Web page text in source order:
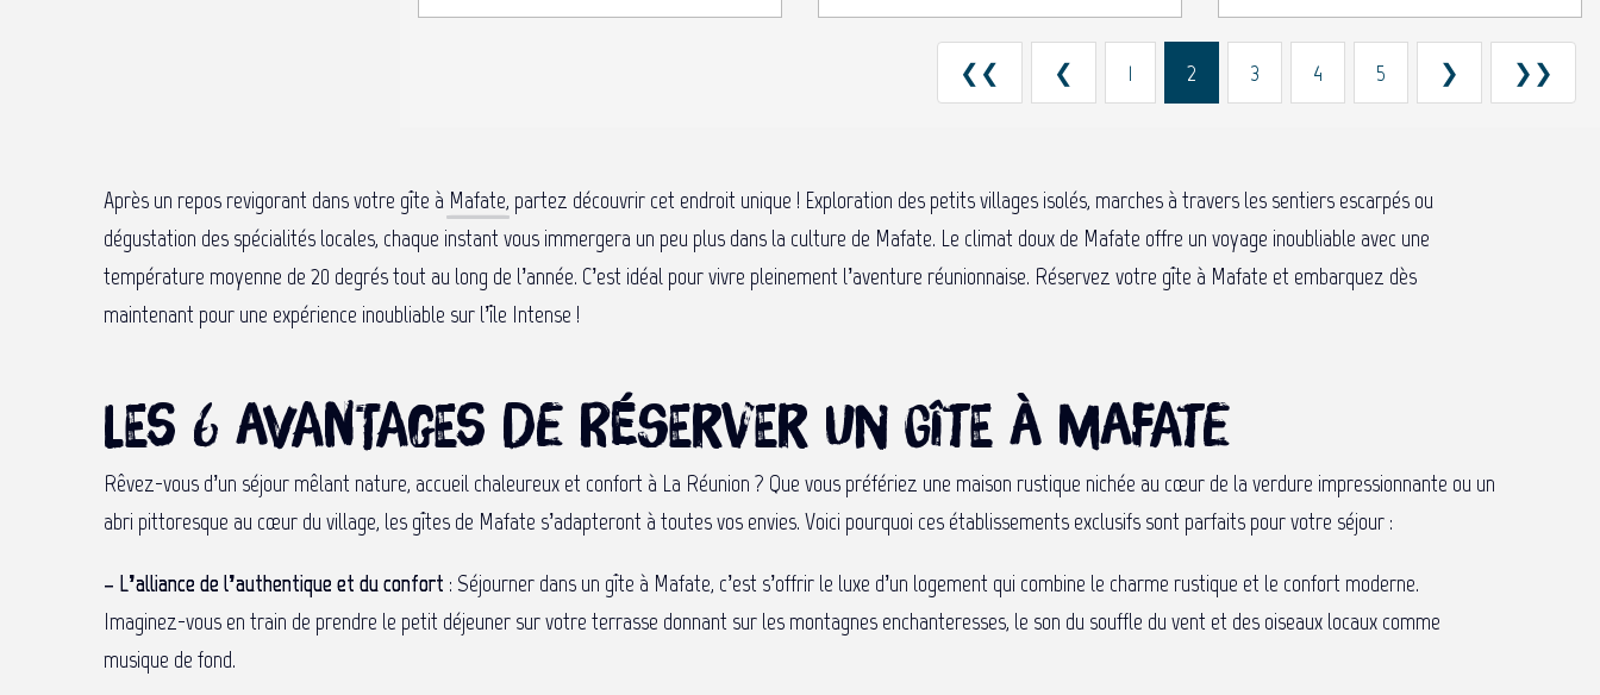
❮❮ ❮ 1 2 3 4 5 ❯ ❯❯
Après un repos revigorant dans votre gîte à Mafate, partez découvrir cet endroit unique ! Exploration des petits villages isolés, marches à travers les sentiers escarpés ou
dégustation des spécialités locales, chaque instant vous immergera un peu plus dans la culture de Mafate. Le climat doux de Mafate offre un voyage inoubliable avec une
température moyenne de 20 degrés tout au long de l’année. C’est idéal pour vivre pleinement l’aventure réunionnaise. Réservez votre gîte à Mafate et embarquez dès
maintenant pour une expérience inoubliable sur l’île Intense !
Les 6 avantages de réserver un gîte à Mafate
Rêvez-vous d’un séjour mêlant nature, accueil chaleureux et confort à La Réunion ? Que vous préfériez une maison rustique nichée au cœur de la verdure impressionnante ou un
abri pittoresque au cœur du village, les gîtes de Mafate s’adapteront à toutes vos envies. Voici pourquoi ces établissements exclusifs sont parfaits pour votre séjour :
– L’alliance de l’authentique et du confort : Séjourner dans un gîte à Mafate, c’est s’offrir le luxe d’un logement qui combine le charme rustique et le confort moderne.
Imaginez-vous en train de prendre le petit déjeuner sur votre terrasse donnant sur les montagnes enchanteresses, le son du souffle du vent et des oiseaux locaux comme
musique de fond.